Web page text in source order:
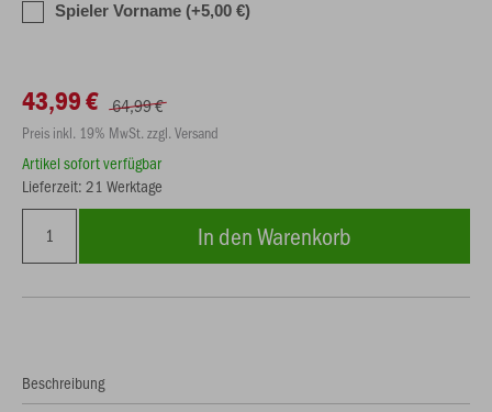
Spieler Vorname (+5,00 €)
43,99 € 64,99 €
Preis inkl. 19% MwSt. zzgl. Versand
Artikel sofort verfügbar
Lieferzeit: 21 Werktage
In den Warenkorb
Beschreibung